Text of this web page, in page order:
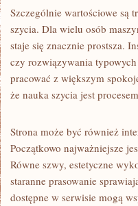
Szczególnie wartościowe są
szycia. Dla wielu osób
staje się znacznie prostsza.
czy rozwiązywania
pracować z większym
że nauka szycia jest
Strona może być również
Początkowo najważniejsze
Równe szwy, estetyczne
staranne prasowanie
dostępne w serwisie mogą